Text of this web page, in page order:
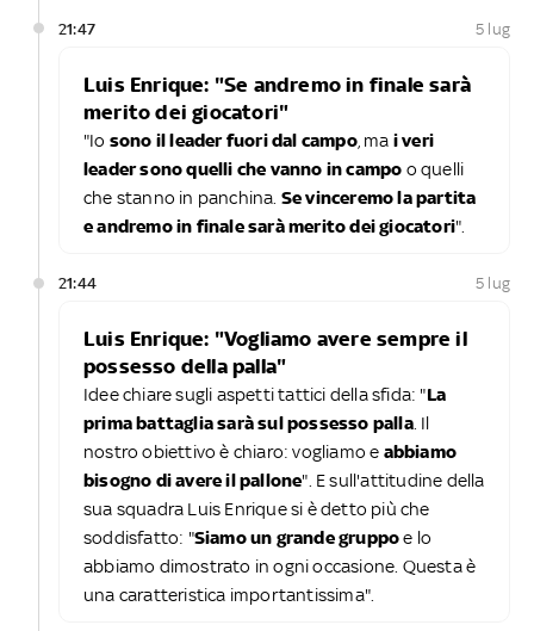
21:47 5 lug
Luis Enrique: "Se andremo in finale sarà
merito dei giocatori"
"Io sono il leader fuori dal campo, ma i veri
leader sono quelli che vanno in campo o quelli
che stanno in panchina. Se vinceremo la partita
e andremo in finale sarà merito dei giocatori".
21:44 5 lug
Luis Enrique: "Vogliamo avere sempre il
possesso della palla"
Idee chiare sugli aspetti tattici della sfida: "La
prima battaglia sarà sul possesso palla. Il
nostro obiettivo è chiaro: vogliamo e abbiamo
bisogno di avere il pallone". E sull'attitudine della
sua squadra Luis Enrique si è detto più che
soddisfatto: "Siamo un grande gruppoe lo
abbiamo dimostrato in ogni occasione. Questa è
una caratteristica importantissima".